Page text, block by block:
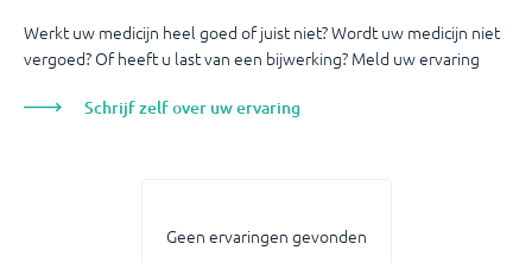
Werkt uw medicijn heel goed of juist niet? Wordt uw medicijn niet
vergoed? Of heeft u last van een bijwerking? Meld uw ervaring
Schrijf zelf over uw ervaring
Geen ervaringen gevonden